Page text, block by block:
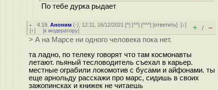
По тебе дурка рыдает
4.19 ,Аноним (-), 12:11, 16/12/2021 [^] [^^] [^^^] [ответить][↓]
[↑] [к модератору] + / –
> А на Марсе ни одного человека пока нет.
та ладно, по телеку говорят что там космонавты
летают. пьяный тесловодитель съехал в карьер.
местные ограбили локомотив с бусами и айфонами. ты
еще арнольду расскажи про марс, сидишь в своих
зажопинсках и книжек не читаешь